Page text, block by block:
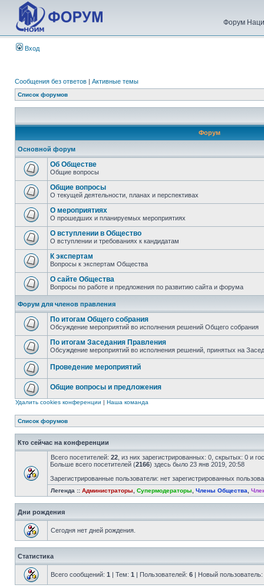
Форум
Вход
Сообщения без ответов | Активные темы
Список форумов
Форум
Основной форум
Об Обществе
Общие вопросы
Общие вопросы
О текущей деятельности, планах и перспективах
О мероприятиях
О прошедших и планируемых мероприятиях
О вступлении в Общество
О вступлении и требованиях к кандидатам
К экспертам
Вопросы к экспертам Общества
О сайте Общества
Вопросы по работе и предложения по развитию сайта и форума
Форум для членов правления
По итогам Общего собрания
Обсуждение мероприятий во исполнения решений Общего собрания
По итогам Заседания Правления
Обсуждение мероприятий во исполнения решений, принятых на
Проведение мероприятий
Общие вопросы и предложения
Удалить cookies конференции | Наша команда
Список форумов
Кто сейчас на конференции
Всего посетителей: 22 , из них зарегистрированных: 0, скрытых: 0 и
Больше всего посетителей (2166) здесь было 23 янв 2019, 20:58
Зарегистрированные пользователи: нет зарегистрированных
Легенда :: Администраторы Супермодераторы Члены Общества
Дни рождения
Сегодня нет дней рождения.
Статистика
Всего сообщений: 1 | Тем: 1 | Пользователей: 6 | Новый пользователь: